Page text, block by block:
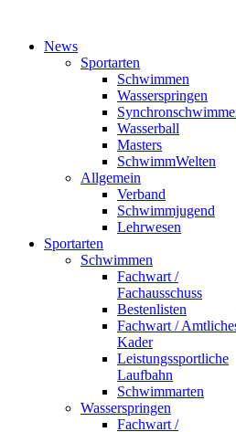
News
Sportarten
Schwimmen
Wasserspringen
Wasserball
Masters
SchwimmWelten
Allgemein
Verband
Schwimmjugend
Lehrwesen
Sportarten
Schwimmen
Fachwart /
Fachausschuss
Bestenlisten
Fachwart /
Kader
Leistungssportliche
Laufbahn
Schwimmarten
Wasserspringen
Fachwart /